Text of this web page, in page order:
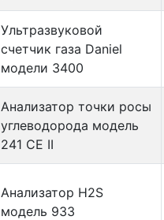
Ультразвуковой
счетчик газа Daniel
модели 3400
Анализатор точки росы
углеводорода модель
241 CE II
Анализатор H2S
модель 933